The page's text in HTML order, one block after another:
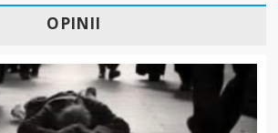
OPINII